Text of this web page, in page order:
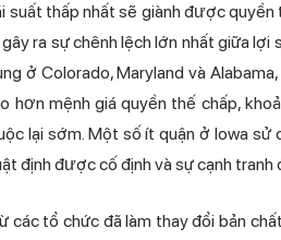
suất thấp nhất sẽ giành được quyền
ra sự chênh lệch lớn nhất giữa
ở Colorado, Maryland và
hơn mệnh giá quyền thế chấp,
lại sớm. Một số ít quận ở Iowa sử
định được cố định và sự cạnh
các tổ chức đã làm thay đổi bản